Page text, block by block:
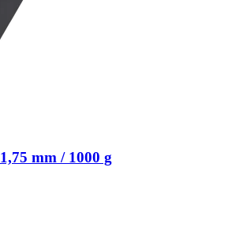
mm / 1000 g